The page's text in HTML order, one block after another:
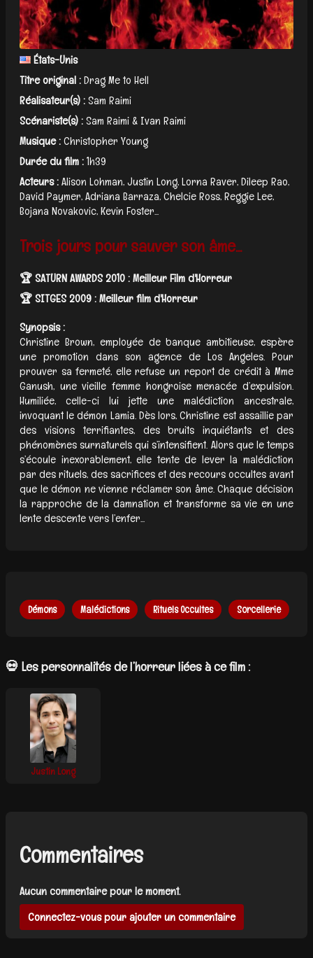
États-Unis
Titre original :Drag Me to Hell
Réalisateur(s) :Sam Raimi
Scénariste(s) :Sam Raimi & Ivan Raimi
Musique :Christopher Young
Durée du film :1h39
Acteurs :Alison Lohman, Justin Long, Lorna Raver, Dileep Rao,
David Paymer, Adriana Barraza, Chelcie Ross, Reggie Lee,
Bojana Novakovic, Kevin Foster...
Trois jours pour sauver son âme...
🏆 SATURN AWARDS 2010 : Meilleur Film d'Horreur
🏆 SITGES 2009 : Meilleur film d'Horreur
Synopsis :
Christine Brown, employée de banque ambitieuse, espère
une promotion dans son agence de Los Angeles. Pour
prouver sa fermeté, elle refuse un report de crédit à Mme
Ganush, une vieille femme hongroise menacée d’expulsion.
Humiliée, celle-ci lui jette une malédiction ancestrale,
invoquant le démon Lamia. Dès lors, Christine est assaillie par
des visions terrifiantes, des bruits inquiétants et des
phénomènes surnaturels qui s’intensifient. Alors que le temps
s’écoule inexorablement, elle tente de lever la malédiction
par des rituels, des sacrifices et des recours occultes avant
que le démon ne vienne réclamer son âme. Chaque décision
la rapproche de la damnation et transforme sa vie en une
lente descente vers l’enfer...
Démons Malédictions Rituels Occultes Sorcellerie
💀 Les personnalités de l’horreur liées à ce film :
Justin Long
Commentaires
Aucun commentaire pour le moment.
Connectez-vous pour ajouter un commentaire